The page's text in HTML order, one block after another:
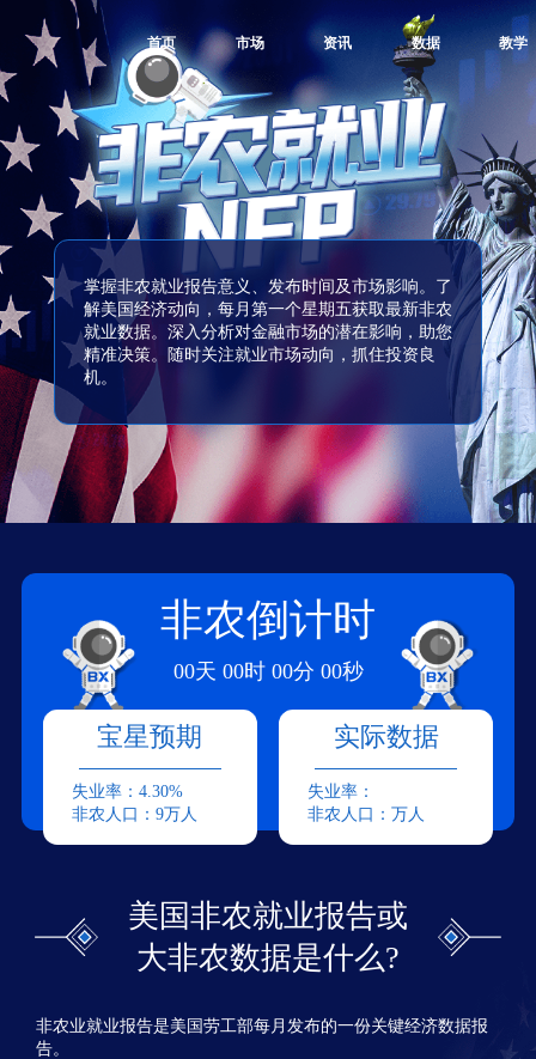
首页 市场 资讯 数据 教学
掌握非农就业报告意义、发布时间及市场影响。了
解美国经济动向，每月第一个星期五获取最新非农
就业数据。深入分析对金融市场的潜在影响，助您
精准决策。随时关注就业市场动向，抓住投资良
机。
宝星预期
失业率：4.30%
非农人口：9万人
非农倒计时
00天 00时 00分 00秒
实际数据
失业率：
非农人口：万人
美国非农就业报告或
大非农数据是什么?
非农业就业报告是美国劳工部每月发布的一份关键经济数据报
告。